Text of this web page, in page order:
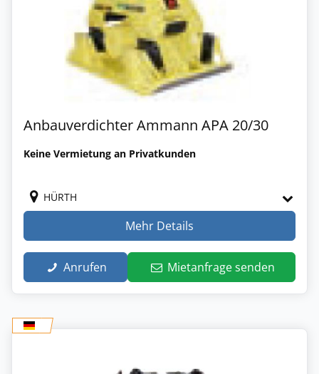
Anbauverdichter Ammann APA 20/30
Keine Vermietung an Privatkunden
HÜRTH
Mehr Details
Anrufen Mietanfrage senden